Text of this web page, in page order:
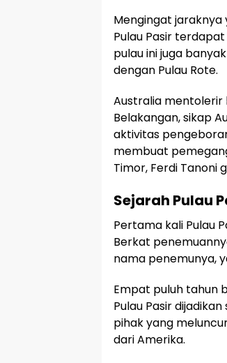
Mengingat jaraknya
Pulau Pasir
pulau ini juga
dengan Pulau Rote.
Australia
Belakangan, sikap
aktivitas
membuat
Timor, Ferdi Tanoni
Sejarah Pulau
Pertama kali Pulau
Berkat
nama penemunya,
Empat puluh tahun
Pulau Pasir
pihak yang
dari Amerika.